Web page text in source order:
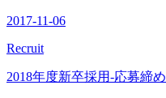
2017-11-06
Recruit
2018年度新卒採用-応募締